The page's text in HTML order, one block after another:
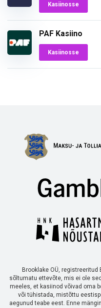
Kasiinosse
PAF Kasiino
Kasiinosse
Brooklake OÜ,
sõltumatu ettevõte, mis ei ole
meeles, et kasiinod võivad oma
või tühistada, mistõttu
aegunud teabe eest. Enne